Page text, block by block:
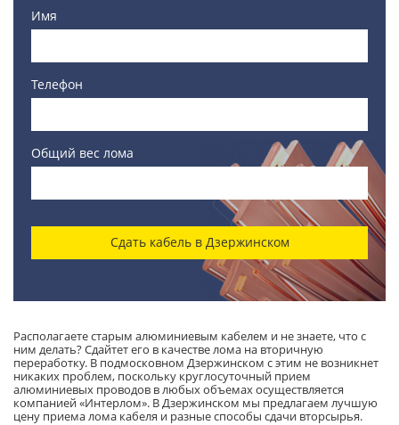
Имя
Телефон
Общий вес лома
Сдать кабель в Дзержинском
Располагаете старым алюминиевым кабелем и не знаете, что с
ним делать? Сдайтет его в качестве лома на вторичную
переработку. В подмосковном Дзержинском с этим не возникнет
никаких проблем, поскольку круглосуточный прием
алюминиевых проводов в любых объемах осуществляется
компанией «Интерлом». В Дзержинском мы предлагаем лучшую
цену приема лома кабеля и разные способы сдачи вторсырья.